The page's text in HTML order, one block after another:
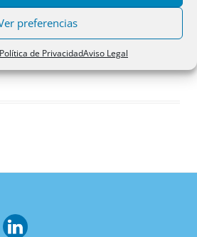
preferencias
Política de PrivacidadAviso Legal
aquí!